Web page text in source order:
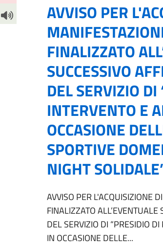
AVVISO PER
FINALIZZATO
SUCCESSIVO
DEL SERVIZIO
INTERVENTO E
OCCASIONE
SPORTIVE
NIGHT
AVVISO PER L'ACQUISIZIONE
FINALIZZATO
DEL SERVIZIO DI “PRESIDIO
IN OCCASIONE DELLE...